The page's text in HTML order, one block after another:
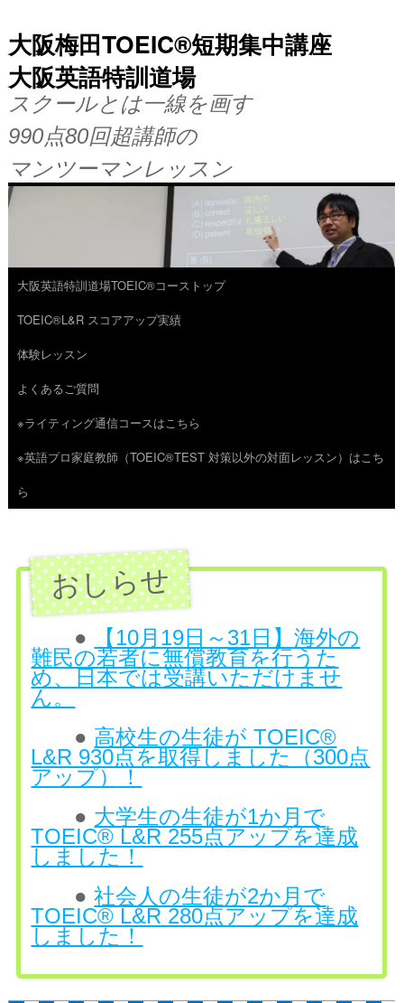
大阪梅田TOEIC®短期集中講座
大阪英語特訓道場
スクールとは一線を画す
990点80回超講師の
マンツーマンレッスン
コ
ン
テ
ン
ツ
へ
ス
大阪英語特訓道場TOEIC®コーストップ
TOEIC®L&R スコアアップ実績
体験レッスン
よくあるご質問
※ライティング通信コースはこちら
※英語プロ家庭教師（TOEIC®TEST 対策以外の対面レッスン）はこち
ら
●
【10月19日～31日】海外の
難民の若者に無償教育を行うた
め、日本では受講いただけませ
ん。
● 高校生の生徒が TOEIC®
L&R 930点を取得しました（300点
アップ）！
● 大学生の生徒が1か月で
TOEIC® L&R 255点アップを達成
しました！
●社会人の生徒が2か月で
TOEIC® L&R 280点アップを達成
しました！